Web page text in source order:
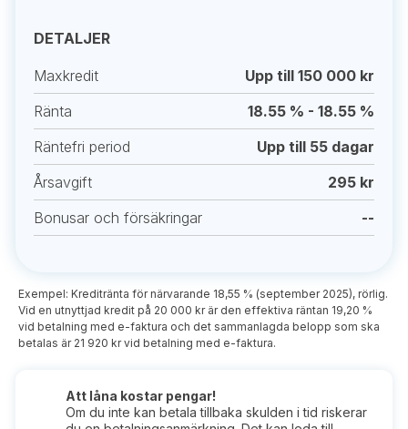
DETALJER
Maxkredit
Upp till 150 000 kr
Ränta
18.55 % - 18.55 %
Räntefri period
Upp till 55 dagar
Årsavgift
295 kr
Bonusar och försäkringar
--
Exempel: Kreditränta för närvarande 18,55 % (september 2025), rörlig.
Vid en utnyttjad kredit på 20 000 kr är den effektiva räntan 19,20 %
vid betalning med e-faktura och det sammanlagda belopp som ska
betalas är 21 920 kr vid betalning med e-faktura.
Att låna kostar pengar!
Om du inte kan betala tillbaka skulden i tid riskerar